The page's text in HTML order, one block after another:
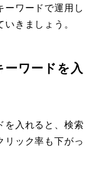
ーワードで運用し
きましょう。
ーワードを入
を入れると、検索
リック率も下がっ